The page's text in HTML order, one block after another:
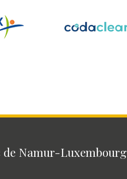
de Namur-Luxembourg